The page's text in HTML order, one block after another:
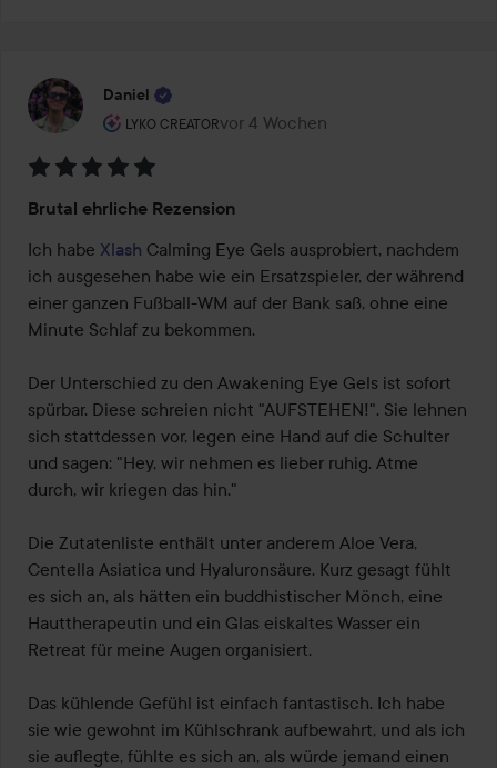
Daniel
LYKO CREATOR
Rolle des Benutzers: Lyko Creator.
vor 4 Wochen
Der Beitrag wurde vor 4 Wochen
5
von
5
Brutal ehrliche Rezension
Ich habe Xlash Calming Eye Gels ausprobiert, nachdem
ich ausgesehen habe wie ein Ersatzspieler, der während
einer ganzen Fußball-WM auf der Bank saß, ohne eine
Minute Schlaf zu bekommen.
Der Unterschied zu den Awakening Eye Gels ist sofort
spürbar. Diese schreien nicht "AUFSTEHEN!". Sie lehnen
sich stattdessen vor, legen eine Hand auf die Schulter
und sagen: "Hey, wir nehmen es lieber ruhig. Atme
durch, wir kriegen das hin."
Die Zutatenliste enthält unter anderem Aloe Vera,
Centella Asiatica und Hyaluronsäure. Kurz gesagt fühlt
es sich an, als hätten ein buddhistischer Mönch, eine
Hauttherapeutin und ein Glas eiskaltes Wasser ein
Retreat für meine Augen organisiert.
Das kühlende Gefühl ist einfach fantastisch. Ich habe
sie wie gewohnt im Kühlschrank aufbewahrt, und als ich
sie auflegte, fühlte es sich an, als würde jemand einen